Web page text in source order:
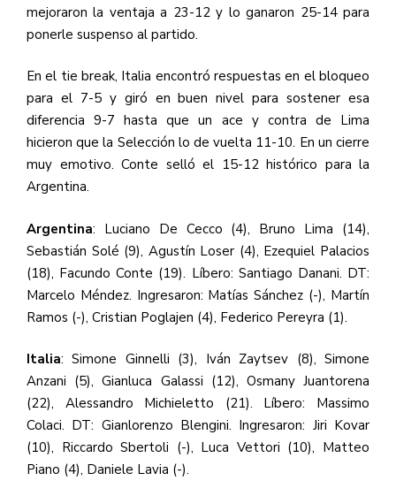
mejoraron la ventaja a 23-12 y lo ganaron 25-14 para
ponerle suspenso al partido.
En el tie break, Italia encontró respuestas en el bloqueo
para el 7-5 y giró en buen nivel para sostener esa
diferencia 9-7 hasta que un ace y contra de Lima
hicieron que la Selección lo de vuelta 11-10. En un cierre
muy emotivo. Conte selló el 15-12 histórico para la
Argentina.
Argentina: Luciano De Cecco (4), Bruno Lima (14),
Sebastián Solé (9), Agustín Loser (4), Ezequiel Palacios
(18), Facundo Conte (19). Líbero: Santiago Danani. DT:
Marcelo Méndez. Ingresaron: Matías Sánchez (-), Martín
Ramos (-), Cristian Poglajen (4), Federico Pereyra (1).
Italia: Simone Ginnelli (3), Iván Zaytsev (8), Simone
Anzani (5), Gianluca Galassi (12), Osmany Juantorena
(22), Alessandro Michieletto (21). Líbero: Massimo
Colaci. DT: Gianlorenzo Blengini. Ingresaron: Jiri Kovar
(10), Riccardo Sbertoli (-), Luca Vettori (10), Matteo
Piano (4), Daniele Lavia (-).